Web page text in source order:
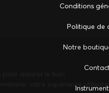
Conditions
Politique de
Notre